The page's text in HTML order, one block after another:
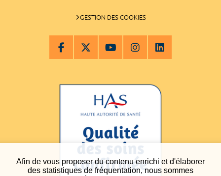
Afin de vous proposer du contenu enrichi et d'élaborer
des statistiques de fréquentation, nous sommes
GESTION DES COOKIES